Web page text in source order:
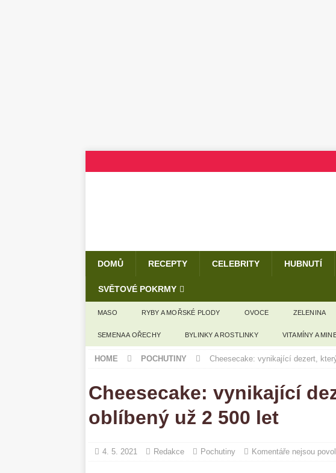
DOMŮ RECEPTY CELEBRITY HUBNUTÍ
SVĚTOVÉ POKRMY
MASO RYBY A MOŘSKÉ PLODY OVOCE ZELENINA
SEMENA A OŘECHY BYLINKY A ROSTLINKY VITAMÍNY A
HOME POCHUTINY Cheesecake: vynikající dezert,
Cheesecake: vynikající
oblíbený už 2 500 let
4. 5. 2021 Redakce Pochutiny Komentáře nejsou